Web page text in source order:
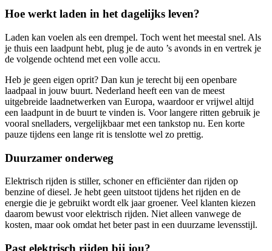
Hoe werkt laden in het dagelijks leven?
Laden kan voelen als een drempel. Toch went het meestal snel. Als
je thuis een laadpunt hebt, plug je de auto ’s avonds in en vertrek je
de volgende ochtend met een volle accu.
Heb je geen eigen oprit? Dan kun je terecht bij een openbare
laadpaal in jouw buurt. Nederland heeft een van de meest
uitgebreide laadnetwerken van Europa, waardoor er vrijwel altijd
een laadpunt in de buurt te vinden is. Voor langere ritten gebruik je
vooral snelladers, vergelijkbaar met een tankstop nu. Een korte
pauze tijdens een lange rit is tenslotte wel zo prettig.
Duurzamer onderweg
Elektrisch rijden is stiller, schoner en efficiënter dan rijden op
benzine of diesel. Je hebt geen uitstoot tijdens het rijden en de
energie die je gebruikt wordt elk jaar groener. Veel klanten kiezen
daarom bewust voor elektrisch rijden. Niet alleen vanwege de
kosten, maar ook omdat het beter past in een duurzame levensstijl.
Past elektrisch rijden bij jou?